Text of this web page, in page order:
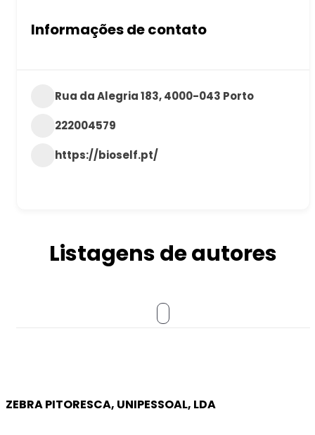
Informações de contato
Rua da Alegria 183, 4000-043 Porto
222004579
https://bioself.pt/
Listagens de autores
ZEBRA PITORESCA, UNIPESSOAL, LDA